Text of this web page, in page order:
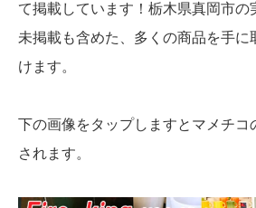
て掲載しています！栃木県真岡市の
未掲載も含めた、多くの商品を手に
けます。
下の画像をタップしますとマメチコ
されます。